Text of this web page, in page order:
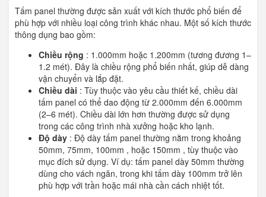
Tấm panel thường được sản xuất với kích thước phổ biến để
phù hợp với nhiều loại công trình khác nhau. Một số kích thước
thông dụng bao gồm:
Chiều rộng : 1.000mm hoặc 1.200mm (tương đương 1–
1.2 mét). Đây là chiều rộng phổ biến nhất, giúp dễ dàng
vận chuyển và lắp đặt.
Chiều dài : Tùy thuộc vào yêu cầu thiết kế, chiều dài
tấm panel có thể dao động từ 2.000mm đến 6.000mm
(2–6 mét). Chiều dài lớn hơn thường được sử dụng
trong các công trình nhà xưởng hoặc kho lạnh.
Độ dày : Độ dày tấm panel thường nằm trong khoảng
50mm, 75mm, 100mm , hoặc 150mm , tùy thuộc vào
mục đích sử dụng. Ví dụ: tấm panel dày 50mm thường
dùng cho vách ngăn, trong khi tấm dày 100mm trở lên
phù hợp với trần hoặc mái nhà cần cách nhiệt tốt.